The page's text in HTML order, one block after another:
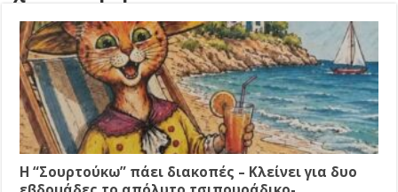
Η “Σουρτούκω” πάει διακοπές – Κλείνει για δυο